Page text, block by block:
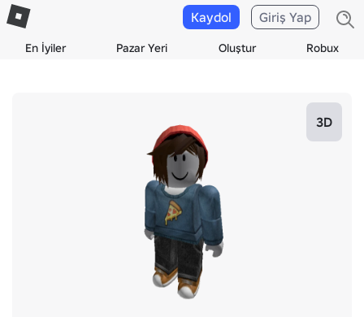
En İyiler Pazar Yeri Oluştur Robux
Kaydol Giriş Yap
3D